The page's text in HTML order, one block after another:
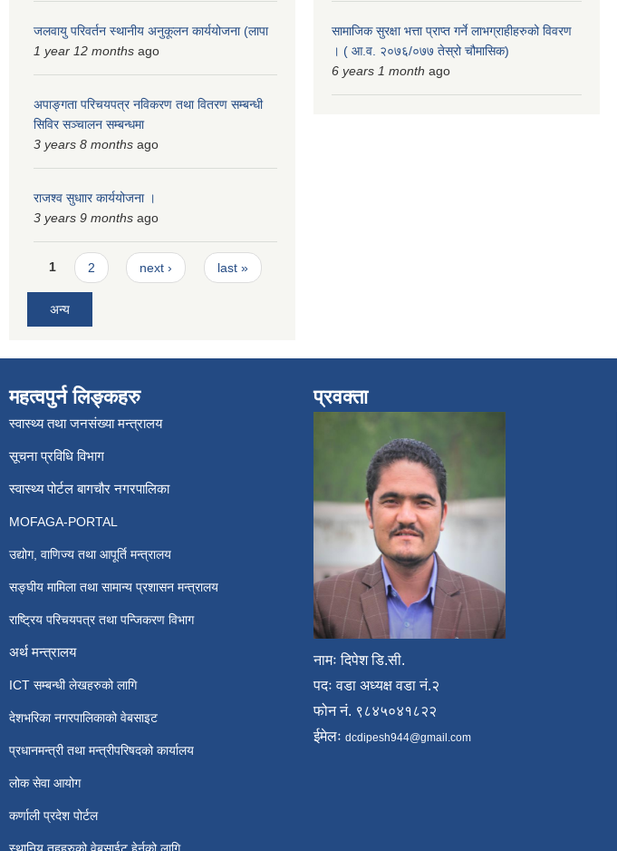
जलवायु परिवर्तन स्थानीय अनुकूलन कार्ययोजना (लापा
1 year 12 months ago
अपाङ्गता परिचयपत्र नविकरण तथा वितरण सम्बन्धी
सिविर सञ्चालन सम्बन्धमा
3 years 8 months ago
राजश्व सुधाार कार्ययोजना ।
3 years 9 months ago
Pages
1 2 next › last »
अन्य
सामाजिक सुरक्षा भत्ता प्राप्त गर्ने लाभग्राहीहरुको विवरण
। ( आ.व. २०७६/०७७ तेस्रो चौमासिक)
6 years 1 month ago
महत्वपुर्न लिङ्कहरु
स्वास्थ्य तथा जनसंख्या मन्त्रालय
सूचना प्रविधि विभाग
स्वास्थ्य पोर्टल बागचौर नगरपालिका
MOFAGA-PORTAL
उद्योग, वाणिज्य तथा आपूर्ति मन्त्रालय
सङ्घीय मामिला तथा सामान्य प्रशासन मन्त्रालय
राष्ट्रिय परिचयपत्र तथा पन्जिकरण विभाग
अर्थ मन्त्रालय
ICT सम्बन्धी लेखहरुको लागि
देशभरिका नगरपालिकाको वेबसाइट
प्रधानमन्त्री तथा मन्त्रीपरिषदको कार्यालय
लोक सेवा आयोग
कर्णाली प्रदेश पोर्टल
प्रवक्ता
नामः दिपेश डि.सी.
पदः वडा अध्यक्ष वडा नं.२
फोन नं. ९८४५०४१८२२
ईमेलः dcdipesh944@gmail.com